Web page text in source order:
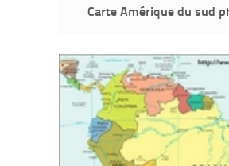
Carte Amérique du sud